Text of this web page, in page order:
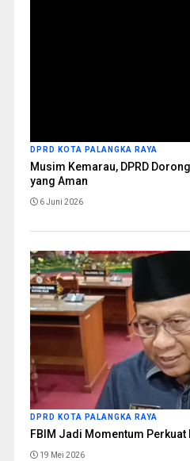
DPRD KOTA PALANGKA RAYA
Musim Kemarau, DPRD
yang Aman
6 Juni 2026
DPRD KOTA PALANGKA RAYA
FBIM Jadi Momentum
19 Mei 2026